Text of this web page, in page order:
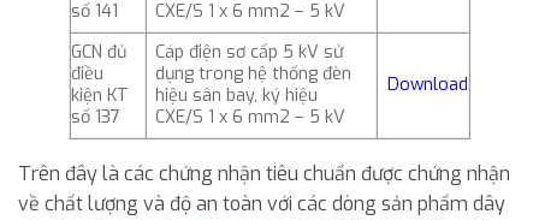
số 141
CXE/S 1 x 6 mm2 – 5 kV
GCN đủ
điều
kiện KT
số 137
Cáp điện sơ cấp 5 kV sử
dụng trong hệ thống đèn
hiệu sân bay, ký hiệu
CXE/S 1 x 6 mm2 – 5 kV
Download
Trên đây là các chứng nhận tiêu chuẩn được chứng nhận
về chất lượng và độ an toàn với các dòng sản phẩm dây